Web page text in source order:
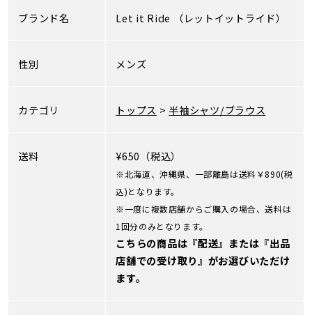
ブランド名 Let it Ride （レットイットライド）
性別 メンズ
カテゴリ トップス > 半袖シャツ/ブラウス
送料 ¥650（税込）
※北海道、沖縄県、一部離島は送料￥890(税
込)となります。
※一度に複数店舗からご購入の場合、送料は
1回分のみとなります。
こちらの商品は『配送』または『出品
店舗での受け取り』がお選びいただけ
ます。